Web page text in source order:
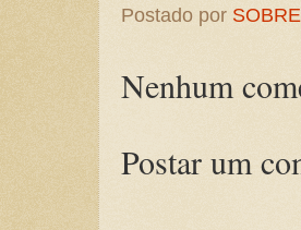
Postado por
Nenhum
Postar um